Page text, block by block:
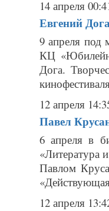
14 апреля
Евгений
9 апреля под
КЦ
Дога.
12 апреля
Павел
6 апреля в
«Литература
Павлом
12 апреля